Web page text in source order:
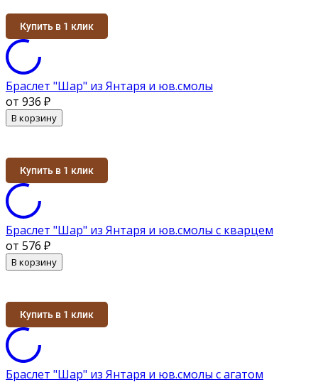
Купить в 1 клик
Браслет "Шар" из Янтаря и юв.смолы
от 936 ₽
В корзину
Купить в 1 клик
Браслет "Шар" из Янтаря и юв.смолы с кварцем
от 576 ₽
В корзину
Купить в 1 клик
Браслет "Шар" из Янтаря и юв.смолы с агатом